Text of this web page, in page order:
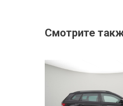
Смотрите